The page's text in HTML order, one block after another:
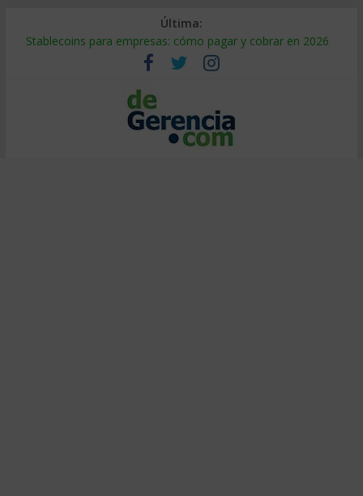
Última:
Stablecoins para empresas: cómo pagar y cobrar en 2026
Despido silencioso: qué es y por qué sale tan caro
IA en selección de personal: cómo auditarla a tiempo
Trabajo forzoso en la cadena de suministro: qué hacer
Mercado hispano de EE. UU.: cómo segmentarlo y venderle